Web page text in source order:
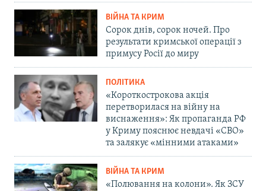
ВІЙНА ТА КРИМ
Сорок днів, сорок ночей. Про
результати кримської операції з
примусу Росії до миру
ПОЛІТИКА
«Короткострокова акція
перетворилася на війну на
виснаження»: Як пропаганда РФ
у Криму пояснює невдачі «СВО»
та залякує «мінними атаками»
ВІЙНА ТА КРИМ
«Полювання на колони». Як ЗСУ